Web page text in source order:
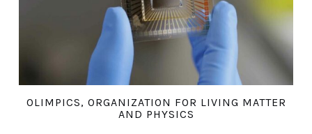
OLIMPICS, ORGANIZATION FOR LIVING MATTER
AND PHYSICS